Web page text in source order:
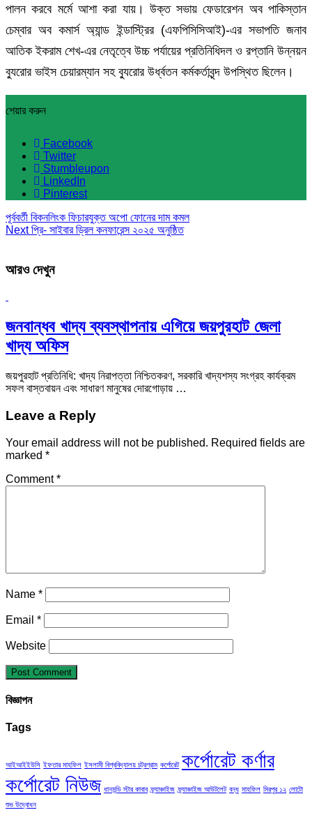
পালন করবে মর্মে আশা করা যায়। উক্ত সভায় ফেডারেশন অব পাকিস্তান
চেম্বার অব কমার্স অ্যান্ড ইন্ডাস্ট্রির (এফপিসিসিআই)-এর সভাপতি জনাব
আতিক ইকরাম শেখ-এর নেতৃত্বে উচ্চ পর্যায়ের প্রতিনিধিদল ও রপ্তানি উন্নয়ন
ব্যুরোর ভাইস চেয়ারম্যান সহ ব্যুরোর উর্ধ্বতন কর্মকর্তাবৃন্দ উপস্থিত ছিলেন।
শেয়ার করুন
Facebook
Twitter
Stumbleupon
LinkedIn
Pinterest
পূর্ববর্তী বিকনলিংক ফিচারযুক্ত অপো ফোনের দাম কমল
Nextপ্রি- সাইবার ড্রিল কনফারেন্স ২০২৫ অনুষ্ঠিত
আরও দেখুন
জনবান্ধব খাদ্য ব্যবস্থাপনায় এগিয়ে জয়পুরহাট জেলা
খাদ্য অফিস
জয়পুরহাট প্রতিনিধি: খাদ্য নিরাপত্তা নিশ্চিতকরণ, সরকারি খাদ্যশস্য সংগ্রহ কার্যক্রম
সফল বাস্তবায়ন এবং সাধারণ মানুষের দোরগোড়ায় …
Leave a Reply
Your email address will not be published. Required fields are
marked *
Comment*
Name *
Email *
Website
বিজ্ঞাপন
Tags
আইআইইউসি ইফতার মাহফিল ইসলামী বিশ্ববিদ্যালয় চট্রগ্রাম কর্পোরেট কর্পোরেট কর্ণার
কর্পোরেট নিউজ ধানমন্ডি স্টার কাবাব ফ্র্যাঞ্চাইজ ফ্র্যাঞ্চাইজ আউটলেট বন্ধু মাহফিল মিরপুর ১২ লোটো
শুভ উদ্বোধন